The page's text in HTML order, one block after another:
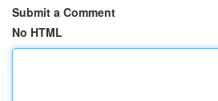
Submit a Comment
No HTML